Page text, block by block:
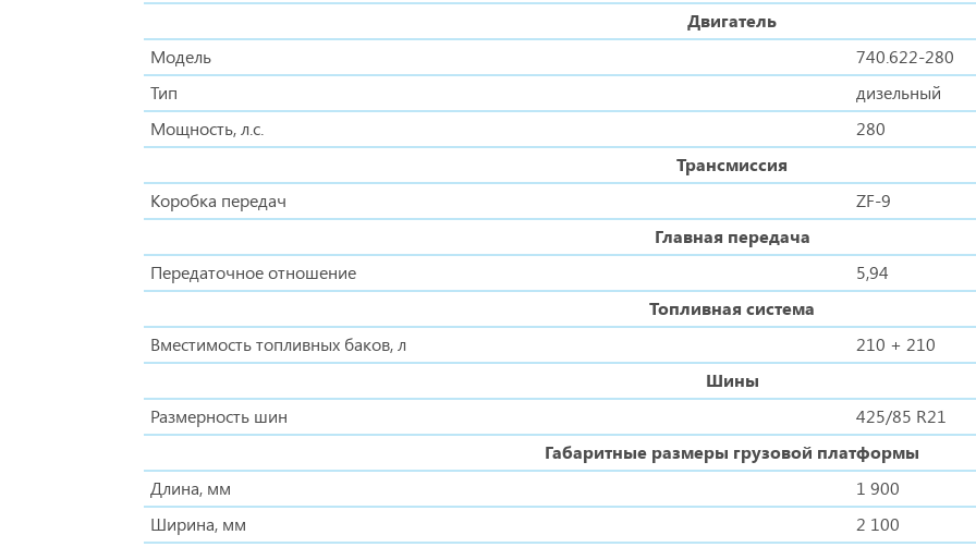
Двигатель
Модель
740.622-280
Тип
дизельный
Мощность, л.с.
280
Трансмиссия
Коробка передач
ZF-9
Главная передача
Передаточное отношение
5,94
Топливная система
Вместимость топливных баков, л
210 + 210
Шины
Размерность шин
425/85 R21
Габаритные размеры грузовой платформы
Длина, мм
1 900
Ширина, мм
2 100